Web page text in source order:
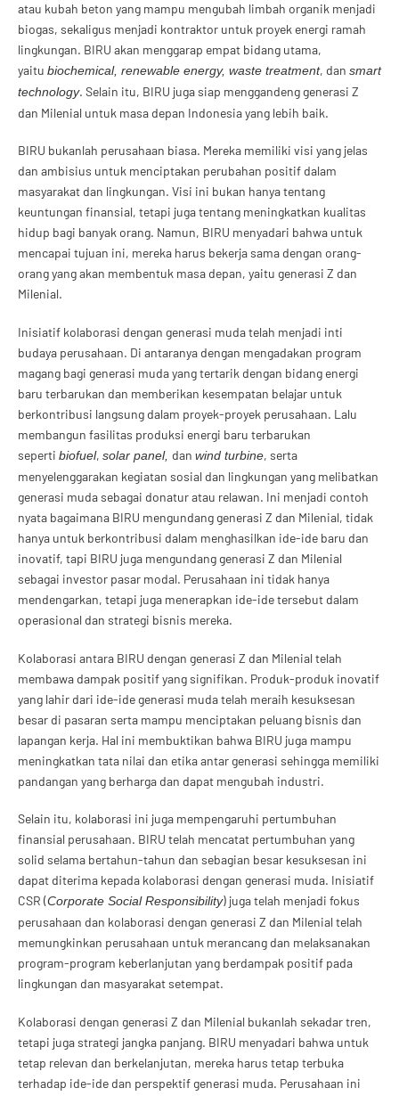
atau kubah beton yang mampu mengubah limbah organik menjadi
biogas, sekaligus menjadi kontraktor untuk proyek energi ramah
lingkungan. BIRU akan menggarap empat bidang utama,
yaitu biochemical, renewable energy, waste treatment, dan smart
technology. Selain itu, BIRU juga siap menggandeng generasi Z
dan Milenial untuk masa depan Indonesia yang lebih baik.
BIRU bukanlah perusahaan biasa. Mereka memiliki visi yang jelas
dan ambisius untuk menciptakan perubahan positif dalam
masyarakat dan lingkungan. Visi ini bukan hanya tentang
keuntungan finansial, tetapi juga tentang meningkatkan kualitas
hidup bagi banyak orang. Namun, BIRU menyadari bahwa untuk
mencapai tujuan ini, mereka harus bekerja sama dengan orang-
orang yang akan membentuk masa depan, yaitu generasi Z dan
Milenial.
Inisiatif kolaborasi dengan generasi muda telah menjadi inti
budaya perusahaan. Di antaranya dengan mengadakan program
magang bagi generasi muda yang tertarik dengan bidang energi
baru terbarukan dan memberikan kesempatan belajar untuk
berkontribusi langsung dalam proyek-proyek perusahaan. Lalu
membangun fasilitas produksi energi baru terbarukan
seperti biofuel, solar panel, dan wind turbine, serta
menyelenggarakan kegiatan sosial dan lingkungan yang melibatkan
generasi muda sebagai donatur atau relawan. Ini menjadi contoh
nyata bagaimana BIRU mengundang generasi Z dan Milenial, tidak
hanya untuk berkontribusi dalam menghasilkan ide-ide baru dan
inovatif, tapi BIRU juga mengundang generasi Z dan Milenial
sebagai investor pasar modal. Perusahaan ini tidak hanya
mendengarkan, tetapi juga menerapkan ide-ide tersebut dalam
operasional dan strategi bisnis mereka.
Kolaborasi antara BIRU dengan generasi Z dan Milenial telah
membawa dampak positif yang signifikan. Produk-produk inovatif
yang lahir dari ide-ide generasi muda telah meraih kesuksesan
besar di pasaran serta mampu menciptakan peluang bisnis dan
lapangan kerja. Hal ini membuktikan bahwa BIRU juga mampu
meningkatkan tata nilai dan etika antar generasi sehingga memiliki
pandangan yang berharga dan dapat mengubah industri.
Selain itu, kolaborasi ini juga mempengaruhi pertumbuhan
finansial perusahaan. BIRU telah mencatat pertumbuhan yang
solid selama bertahun-tahun dan sebagian besar kesuksesan ini
dapat diterima kepada kolaborasi dengan generasi muda. Inisiatif
CSR (Corporate Social Responsibility) juga telah menjadi fokus
perusahaan dan kolaborasi dengan generasi Z dan Milenial telah
memungkinkan perusahaan untuk merancang dan melaksanakan
program-program keberlanjutan yang berdampak positif pada
lingkungan dan masyarakat setempat.
Kolaborasi dengan generasi Z dan Milenial bukanlah sekadar tren,
tetapi juga strategi jangka panjang. BIRU menyadari bahwa untuk
tetap relevan dan berkelanjutan, mereka harus tetap terbuka
terhadap ide-ide dan perspektif generasi muda. Perusahaan ini